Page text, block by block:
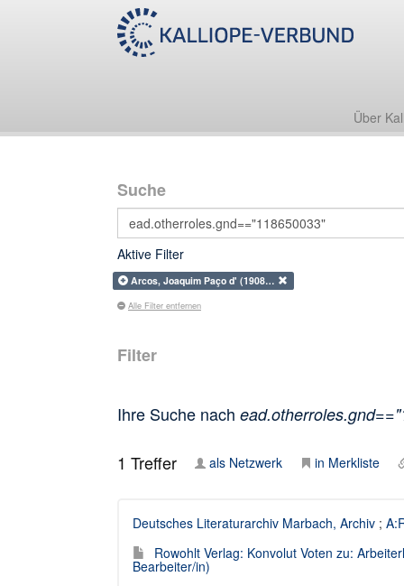
Über
Suche
Aktive Filter
Arcos, Joaquim Paço d' (1908…
Alle Filter entfernen
Filter
Ihre Suche nach
1 Treffer als Netzwerk in Merkliste
Deutsches Literaturarchiv Marbach, Archiv ;
Rowohlt Verlag: Konvolut Voten zu:
Bearbeiter/in)